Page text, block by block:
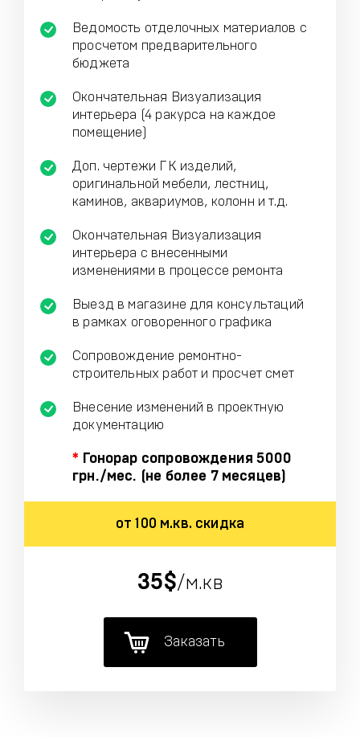
Ведомость отделочных материалов с
просчетом предварительного
бюджета
Окончательная Визуализация
интерьера (4 ракурса на каждое
помещение)
Доп. чертежи ГК изделий,
оригинальной мебели, лестниц,
каминов, аквариумов, колонн и т.д.
Окончательная Визуализация
интерьера с внесенными
изменениями в процессе ремонта
Выезд в магазине для консультаций
в рамках оговоренного графика
Сопровождение ремонтно-
строительных работ и просчет смет
Внесение изменений в проектную
документацию
* Гонорар сопровождения 5000
грн./мес. (не более 7 месяцев)
от 100 м.кв. скидка
35$/м.кв
Заказать